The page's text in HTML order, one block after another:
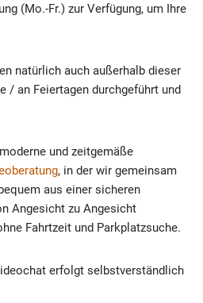
(Mo.-Fr.) zur Verfügung, um Ihre
natürlich auch außerhalb dieser
/ an Feiertagen durchgeführt und
und zeitgemäße
, in der wir gemeinsam
aus einer sicheren
Angesicht zu Angesicht
Fahrtzeit und Parkplatzsuche.
erfolgt selbstverständlich